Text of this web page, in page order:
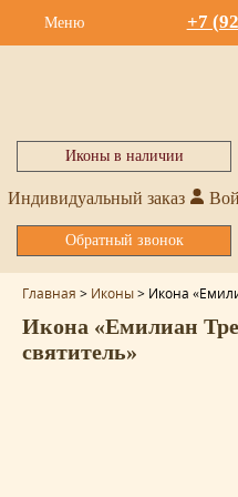
Меню +7
Иконы в наличии
Индивидуальный заказ
Обратный звонок
Главная > Иконы> Икона
Икона «Емилиан
святитель»